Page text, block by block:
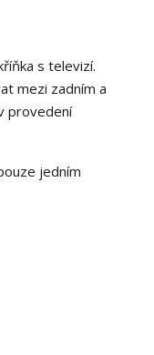
s televizí.
mezi zadním a
provedení
jedním